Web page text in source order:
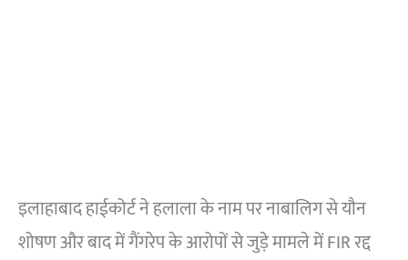
इलाहाबाद हाईकोर्ट ने हलाला के नाम पर नाबालिग से यौन
शोषण और बाद में गैंगरेप के आरोपों से जुड़े मामले में FIR रद्द